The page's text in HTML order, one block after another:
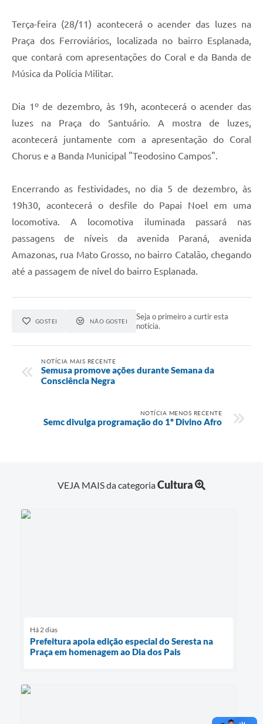
Terça-feira (28/11) acontecerá o acender das luzes na
Praça dos Ferroviários, localizada no bairro Esplanada,
que contará com apresentações do Coral e da Banda de
Música da Polícia Militar.
Dia 1º de dezembro, às 19h, acontecerá o acender das
luzes na Praça do Santuário. A mostra de luzes,
acontecerá juntamente com a apresentação do Coral
Chorus e a Banda Municipal "Teodosino Campos".
Encerrando as festividades, no dia 5 de dezembro, às
19h30, acontecerá o desfile do Papai Noel em uma
locomotiva. A locomotiva iluminada passará nas
passagens de níveis da avenida Paraná, avenida
Amazonas, rua Mato Grosso, no bairro Catalão, chegando
até a passagem de nível do bairro Esplanada.
GOSTEI NÃO GOSTEI
Seja o primeiro a curtir esta
notícia.
NOTÍCIA MAIS RECENTE
Semusa promove ações durante Semana da
Consciência Negra
NOTÍCIA MENOS RECENTE
Semc divulga programação do 1º Divino Afro
VEJA MAIS da categoriaCultura
Há 2 dias
Prefeitura apoia edição especial do Seresta na
Praça em homenagem ao Dia dos Pais